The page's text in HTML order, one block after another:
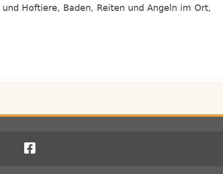
Hoftiere, Baden, Reiten und Angeln im Ort,